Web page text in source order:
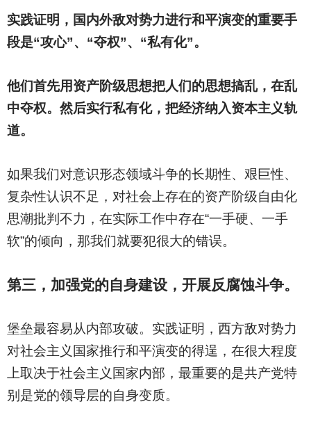
实践证明，国内外敌对势力进行和平演变的重要手
段是“攻心”、“夺权”、“私有化”。
他们首先用资产阶级思想把人们的思想搞乱，在乱
中夺权。然后实行私有化，把经济纳入资本主义轨
道。
如果我们对意识形态领域斗争的长期性、艰巨性、
复杂性认识不足，对社会上存在的资产阶级自由化
思潮批判不力，在实际工作中存在“一手硬、一手
软”的倾向，那我们就要犯很大的错误。
第三，加强党的自身建设，开展反腐蚀斗争。
堡垒最容易从内部攻破。实践证明，西方敌对势力
对社会主义国家推行和平演变的得逞，在很大程度
上取决于社会主义国家内部，最重要的是共产党特
别是党的领导层的自身变质。